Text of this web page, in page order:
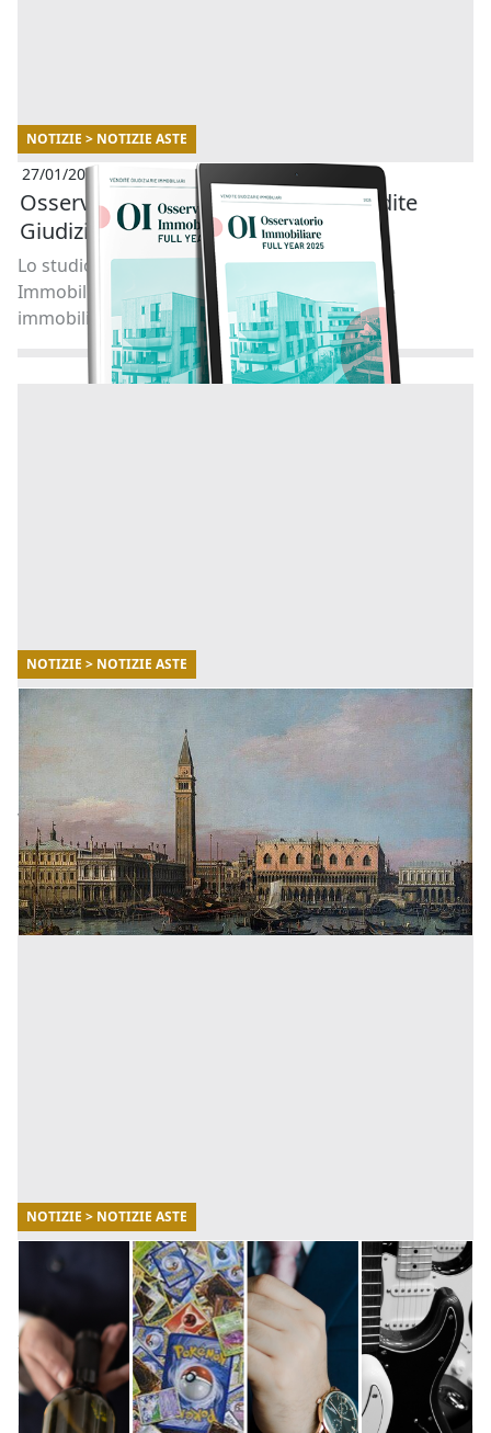
NOTIZIE > NOTIZIE ASTE
27/01/2026
Osservatorio Immobiliare delle Vendite
Giudiziarie di Abilio- Full year 2025
Lo studio realizzato in collaborazione con
Immobiliare.it analizza l’andamento delle aste
immobiliari in Italia. [...]
NOTIZIE > NOTIZIE ASTE
30/07/2025
Canaletto dei record - Perchè conviene
investire in opere d'arte all'asta?
Di seguito potrai scoprire tutti i dettagli di questa
vendita memorabile, con un approfondimento sulle
opportunità da cogliere per compiere investimenti
fruttuosi a [...]
NOTIZIE > NOTIZIE ASTE
Aste online gli oggetti più ricercati e le cifre
folli sborsate
In questo articolo vedremo quali sono gli oggetti più
ambiti e quali sono state le follie che passeranno alla
storia delle aste. [...]